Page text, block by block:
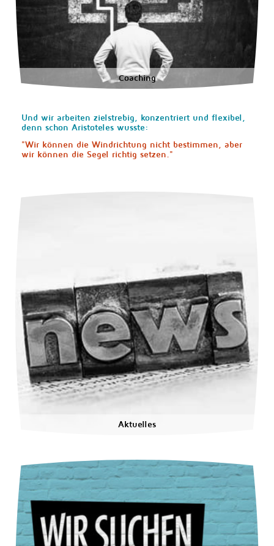
Coaching
Und wir arbeiten zielstrebig, konzentriert und flexibel,
denn schon Aristoteles wusste:
"Wir können die Windrichtung nicht bestimmen, aber
wir können die Segel richtig setzen."
Aktuelles